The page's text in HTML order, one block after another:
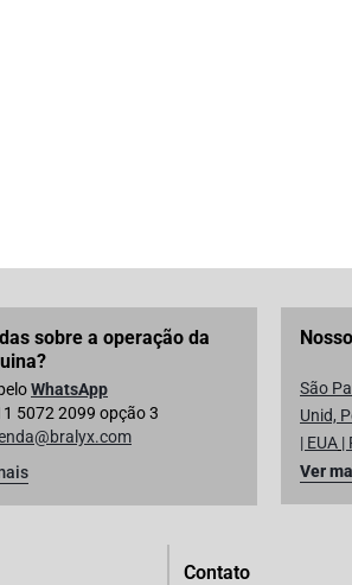
sobre a operação da
WhatsApp
5072 2099 opção 3
São
Unid,
| EUA |
Ver
Contato